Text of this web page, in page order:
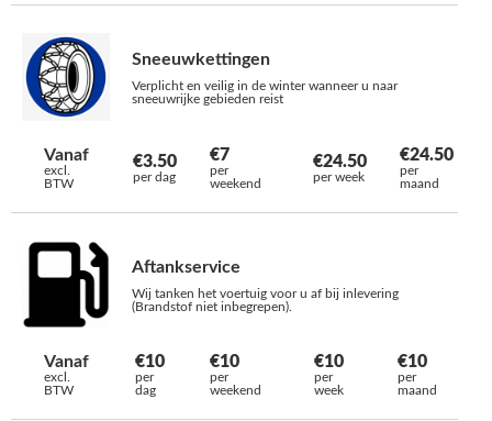
Sneeuwkettingen
Verplicht en veilig in de winter wanneer u naar
sneeuwrijke gebieden reist
Vanaf
excl.
BTW
€3.50
per dag
€7
per
weekend
€24.50
per week
€24.50
per
maand
Aftankservice
Wij tanken het voertuig voor u af bij inlevering
(Brandstof niet inbegrepen).
Vanaf
excl.
BTW
€10
per
dag
€10
per
weekend
€10
per
week
€10
per
maand